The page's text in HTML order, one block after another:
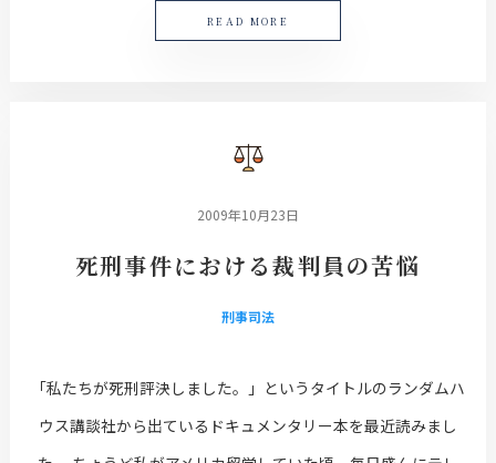
READ MORE
2009年10月23日
死刑事件における裁判員の苦悩
刑事司法
「私たちが死刑評決しました。」というタイトルのランダムハ
ウス講談社から出ているドキュメンタリー本を最近読みまし